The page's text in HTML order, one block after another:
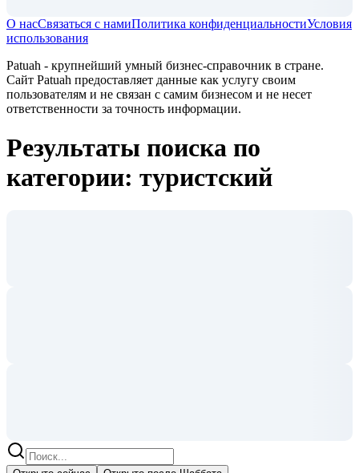
О насСвязаться с намиПолитика конфиденциальностиУсловия
использования
Patuah - крупнейший умный бизнес-справочник в стране.
Сайт Patuah предоставляет данные как услугу своим
пользователям и не связан с самим бизнесом и не несет
ответственности за точность информации.
Результаты поиска по
категории: туристский